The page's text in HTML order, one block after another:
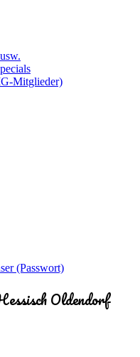
Mitglieder)
(Passwort)
Oldendorf